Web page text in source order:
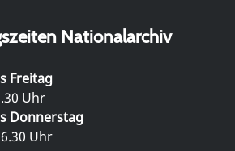
Nationalarchiv
Freitag
Uhr
Donnerstag
Uhr